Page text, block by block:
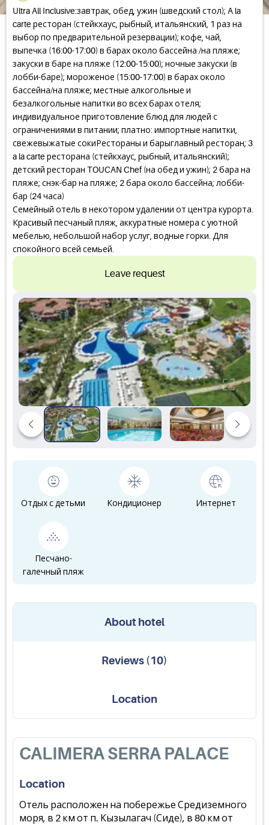
Ultra All Inclusive:завтрак, обед, ужин (шведский стол); A la
carte ресторан (стейкхаус, рыбный, итальянский, 1 раз на
выбор по предварительной резервации); кофе, чай,
выпечка (16:00-17:00) в барах около бассейна /на пляже;
закуски в баре на пляже (12:00-15:00); ночные закуски (в
лобби-баре); мороженое (15:00-17:00) в барах около
бассейна/на пляже; местные алкогольные и
безалкогольные напитки во всех барах отеля;
индивидуальное приготовление блюд для людей с
ограничениями в питании; платно: импортные напитки,
свежевыжатые сокиРестораны и барыглавный ресторан; 3
a la carte ресторана (стейкхаус, рыбный, итальянский);
детский ресторан TOUCAN Chef (на обед и ужин); 2 бара на
пляже; снэк-бар на пляже; 2 бара около бассейна; лобби-
бар (24 часа)
Семейный отель в некотором удалении от центра курорта.
Красивый песчаный пляж, аккуратные номера с уютной
мебелью, небольшой набор услуг, водные горки. Для
спокойного всей семьей.
Leave request
Отдых с детьми Кондиционер Интернет
Песчано-
галечный пляж
About hotel
Reviews ( 10)
Location
CALIMERA SERRA PALACE
Location
Отель расположен на побережье Средиземного
моря, в 2 км от п. Кызылагач (Сиде), в 80 км от